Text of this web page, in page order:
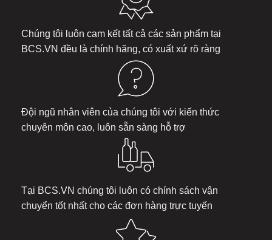
Chúng tôi luôn cam kết tất cả các sản phẩm tại
BCS.VN đều là chính hãng, có xuất xứ rõ ràng
Đội ngũ nhân viên của chúng tôi với kiến thức
chuyên môn cao, luôn sẵn sàng hỗ trợ
Tại BCS.VN chúng tôi luôn có chính sách vận
chuyển tốt nhất cho các đơn hàng trực tuyến